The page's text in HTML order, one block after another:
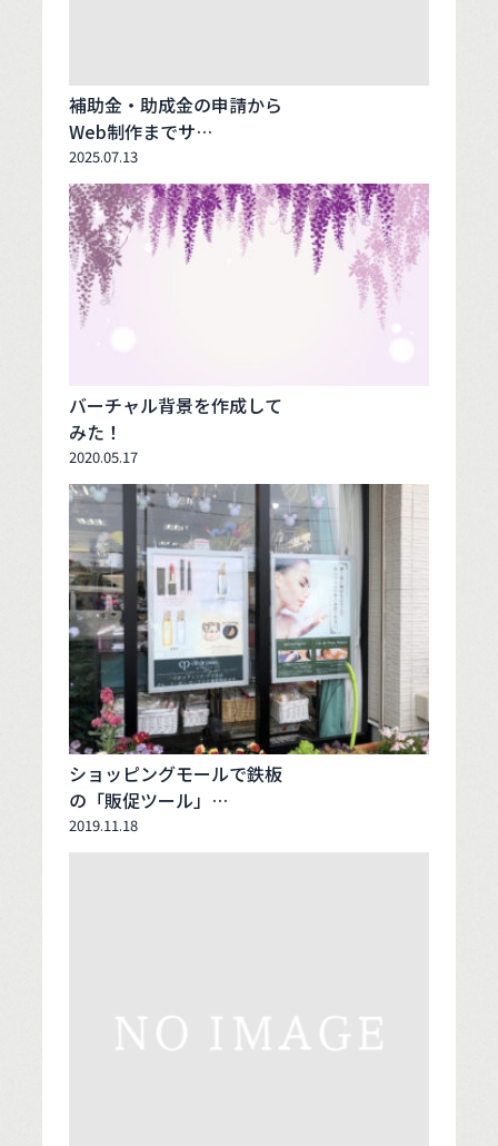
補助金・助成金の申請から
Web制作までサ…
2025.07.13
バーチャル背景を作成して
みた！
2020.05.17
ショッピングモールで鉄板
の「販促ツール」…
2019.11.18